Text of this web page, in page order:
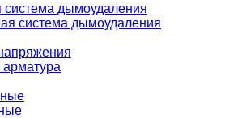
система дымоудаления
система дымоудаления